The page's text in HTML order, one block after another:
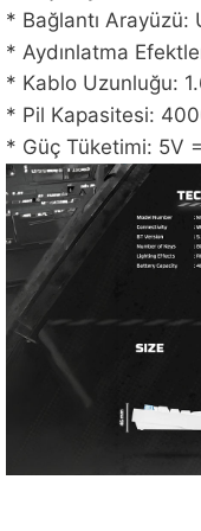
* Bağlantı Arayüzü:
* Aydınlatma
* Kablo Uzunluğu:
* Pil Kapasitesi:
* Güç Tüketimi: 5V